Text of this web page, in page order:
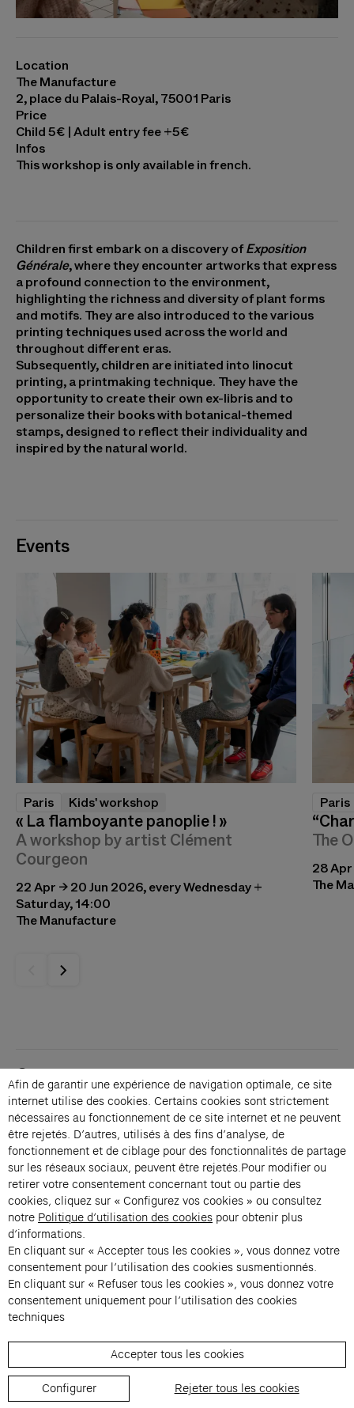
Location
The Manufacture
2, place du Palais-Royal, 75001 Paris
Price
Child 5€ | Adult entry fee +5€
Infos
This workshop is only available in french.
Children first embark on a discovery ofExposition
Générale, where they encounter artworks that express
a profound connection to the environment,
highlighting the richness and diversity of plant forms
and motifs. They are also introduced to the various
printing techniques used across the world and
throughout different eras.
Subsequently, children are initiated into linocut
printing, a printmaking technique. They have the
opportunity to create their own ex-libris and to
personalize their books with botanical-themed
stamps, designed to reflect their individuality and
inspired by the natural world.
Events
Paris Kids' workshop
« La flamboyante panoplie ! »
A workshop by artist Clément
Courgeon
22 Apr → 20 Jun 2026, every Wednesday +
Saturday, 14:00
The Manufacture
Paris
The
28
The
Contacts
Membership
Press
Private events
Change language 
Subscribe to our newsletter
Fondation Cartier uses your email address to send you its newsletter.
You can unsubscribe at any time using the unsubscribe link. For more
information, see our privacy policy.
Instagram (opens in a new tab)
Facebook (opens in a new tab)
Pinterest (opens in a new tab)
Youtube (opens in a new tab)
Spotify (opens in a new tab)
LinkedIn (opens in a new tab)
Google Arts & Culture (opens in a new tab)
© 2026 Fondation Cartier
Visitor Regulations Ticketing Terms & Conditions
Afin de garantir une expérience de navigation optimale, ce site
internet utilise des cookies. Certains cookies sont strictement
nécessaires au fonctionnement de ce site internet et ne peuvent
être rejetés. D’autres, utilisés à des fins d’analyse, de
fonctionnement et de ciblage pour des fonctionnalités de partage
sur les réseaux sociaux, peuvent être rejetés.Pour modifier ou
retirer votre consentement concernant tout ou partie des
cookies, cliquez sur « Configurez vos cookies » ou consultez
notre Politique d’utilisation des cookies pour obtenir plus
d’informations.
En cliquant sur « Accepter tous les cookies », vous donnez votre
consentement pour l’utilisation des cookies susmentionnés.
En cliquant sur « Refuser tous les cookies », vous donnez votre
consentement uniquement pour l’utilisation des cookies
techniques
Accepter tous les cookies
Configurer Rejeter tous les cookies